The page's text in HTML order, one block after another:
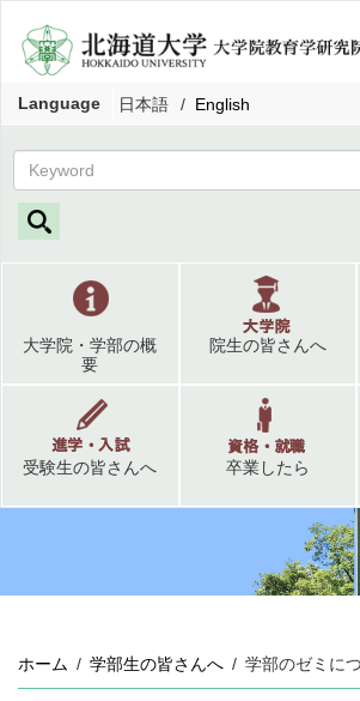
Language 日本語 English
大学院・学部の概
要
院生の皆さんへ
受験生の皆さんへ 卒業したら
ホーム 学部生の皆さんへ 学部のゼミに